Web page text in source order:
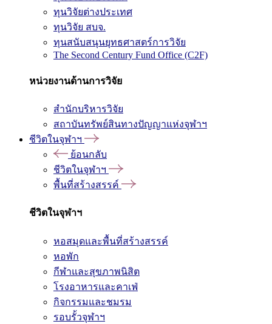
ทุนวิจัยต่างประเทศ
ทุนวิจัย สบจ.
ทุนสนับสนุนยุทธศาสตร์การวิจัย
The Second Century Fund Office (C2F)
หน่วยงานด้านการวิจัย
สำนักบริหารวิจัย
สถาบันทรัพย์สินทางปัญญาแห่งจุฬาฯ
ชีวิตในจุฬาฯ
ย้อนกลับ
ชีวิตในจุฬาฯ
พื้นที่สร้างสรรค์
ชีวิตในจุฬาฯ
หอสมุดและพื้นที่สร้างสรรค์
หอพัก
กีฬาและสุขภาพนิสิต
โรงอาหารและคาเฟ่
กิจกรรมและชมรม
รอบรั้วจุฬาฯ